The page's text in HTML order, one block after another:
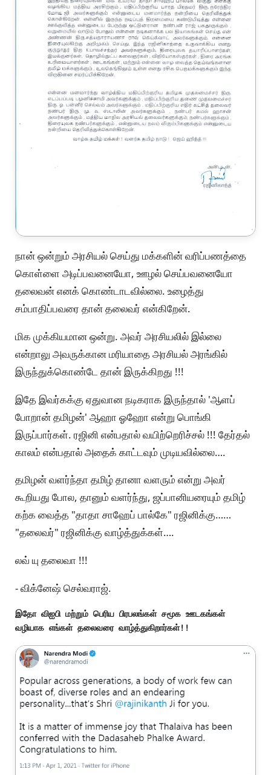
நான் ஒன்றும் அரசியல் செய்து மக்களின் வரிப்பணத்தை
கொள்ளை அடிப்பவனையோ, ஊழல் செய்பவனையோ
தலைவன் எனக் கொண்டாடவில்லை. உழைத்து
சம்பாதிப்பவரை தான் தலைவர் என்கிறேன்.
மிக முக்கியமான ஒன்று. அவர் அரசியலில் இல்லை
என்றாலு அவருக்கான மரியாதை அரசியல் அரங்கில்
இருந்துக்கொண்டே தான் இருக்கிறது !!!
இதே இவர்கக்கு ஏதுவான நடிகராக இருந்தால் 'ஆளப்
போறான் தமிழன்' ஆஹா ஓஹோ என்று பொங்கி
இருப்பார்கள். ரஜினி என்பதால் வயிற்றெரிச்சல் !!! தேர்தல்
காலம் என்பதால் அதைக் காட்டவும் முடியவில்லை….
தமிழன் வளர்ந்தா தமிழ் தானா வளரும் என்று அவர்
கூறியது போல, தானும் வளர்ந்து, ஜப்பானியரையும் தமிழ்
கற்க வைத்த "தாதா சாஹேப் பால்கே" ரஜினிக்கு……
"தலைவர்" ரஜினிக்கு வாழ்த்துக்கள்….
லவ் யு தலைவா !!!
- விக்னேஷ் செல்வராஜ்.
இதோ விஐபி மற்றும் பெரிய பிரபலங்கள் சமூக ஊடகங்கள்
வழியாக எங்கள் தலைவரை வாழ்த்துகிறார்கள்!!